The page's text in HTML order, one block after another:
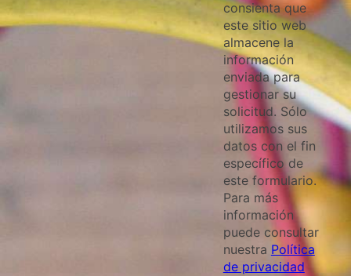
consienta que
este sitio web
almacene la
información
enviada para
gestionar su
solicitud. Sólo
utilizamos sus
datos con el fin
específico de
este formulario.
Para más
información
puede consultar
nuestra Política
de privacidad